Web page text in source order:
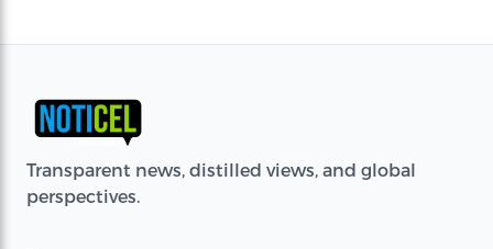
Transparent news, distilled views, and global
perspectives.